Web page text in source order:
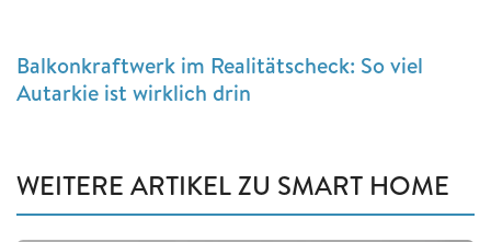
Balkonkraftwerk im Realitätscheck: So viel
Autarkie ist wirklich drin
WEITERE ARTIKEL ZU SMART HOME